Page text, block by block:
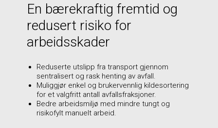
En bærekraftig fremtid og
redusert risiko for
arbeidsskader
Reduserte utslipp fra transport gjennom
sentralisert og rask henting av avfall.
Muliggjør enkel og brukervennlig kildesortering
for et valgfritt antall avfallsfraksjoner.
Bedre arbeidsmiljø med mindre tungt og
risikofylt manuelt arbeid.